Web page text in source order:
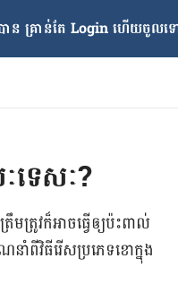
ន គ្រាន់តែ​ Login ហើយចូលទ
ទេសៈ?
ត្រូវ​ក៏​អាច​ធ្វើឲ្យ​ប៉ះពាល់​
ពី​វិធីរើស​ប្រភេទ​ខោ​ក្នុង​